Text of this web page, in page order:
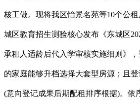
核工做。现将我区怡景名苑等10个公
城区教育招生测验核心发布《东城区
承租人适龄后代入学审核实施细则》
的家庭能够升档选择大套型房源；且
(意向登记成果后期配租排序根据)。依